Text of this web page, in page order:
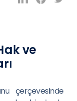
ve
çerçevesinde